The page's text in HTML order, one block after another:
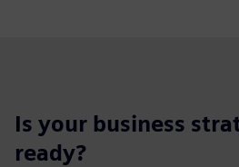
Is your business
ready?